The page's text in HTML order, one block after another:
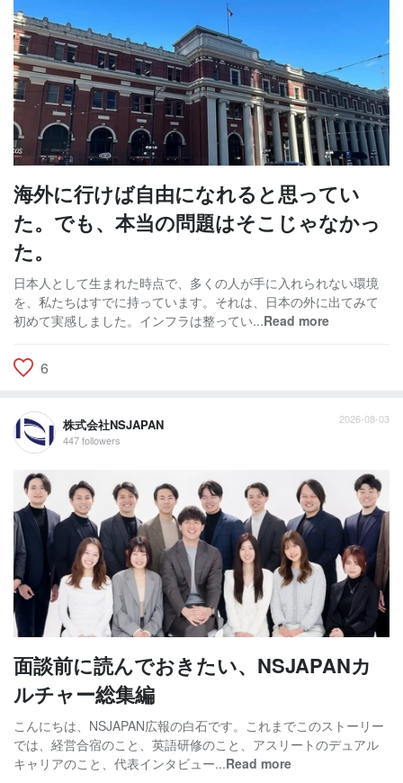
海外に行けば自由になれると思ってい
た。でも、本当の問題はそこじゃなかっ
た。
日本人として生まれた時点で、多くの人が手に入れられない環境
を、私たちはすでに持っています。それは、日本の外に出てみて
初めて実感しました。インフラは整ってい...Read more
6
株式会社NSJAPAN
447 followers
2026-08-03
面談前に読んでおきたい、NSJAPANカ
ルチャー総集編
こんにちは、NSJAPAN広報の白石です。これまでこのストーリー
では、経営合宿のこと、英語研修のこと、アスリートのデュアル
キャリアのこと、代表インタビュー...Read more